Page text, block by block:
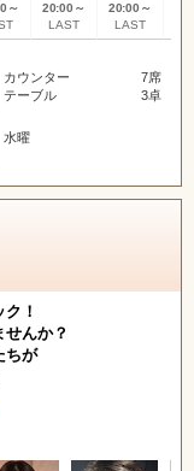
～
20:00～
LAST
20:00～
LAST
カウンター
7席
テーブル
3卓
水曜
！
せんか？
ちが